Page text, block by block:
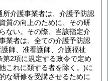
介護事業者は、介護予防認
質の向上のために、その研
ない。 その際、当該指定介
業者は、全ての介護予防認
師、准看護師、介護福祉
2項に規定する政令で定め
これに類する者を除く。)に
な研修を受講させるために